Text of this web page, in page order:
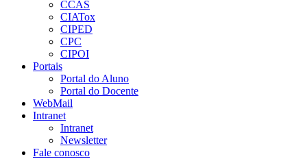
CCAS
CIATox
CIPED
CPC
CIPOI
Portais
Portal do Aluno
Portal do Docente
WebMail
Intranet
Intranet
Newsletter
Fale conosco